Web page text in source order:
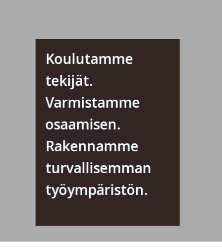
Koulutamme
tekijät.
Varmistamme
osaamisen.
Rakennamme
turvallisemman
työympäristön.